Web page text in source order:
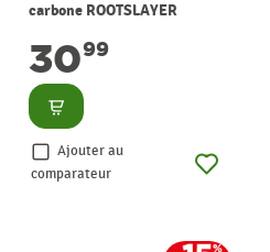
carbone ROOTSLAYER
3099
Consulter
Ajouter au
comparateur